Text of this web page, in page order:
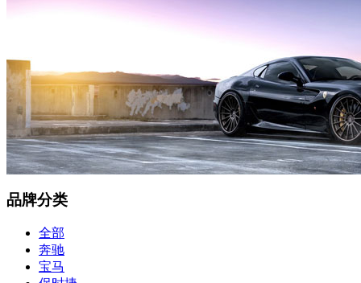
品牌分类
全部
奔驰
宝马